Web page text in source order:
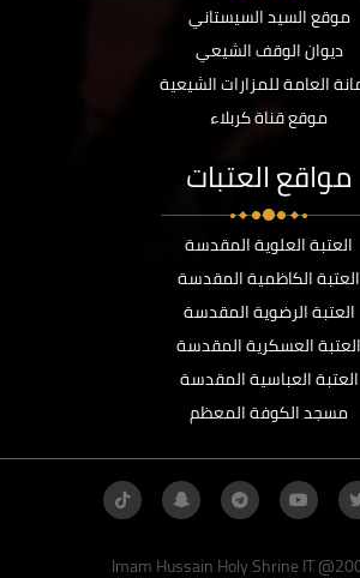
موقع السيد السيستاني
ديوان الوقف الشيعي
العامة للمزارات الشيعية
موقع قناة كربلاء
مواقع العتبات
العتبة العلوية المقدسة
العتبة الكاظمية المقدسة
العتبة الرضوية المقدسة
العتبة العسكرية المقدسة
العتبة العباسية المقدسة
مسجد الكوفة المعظم
Imam Hussain Holy Shrine IT